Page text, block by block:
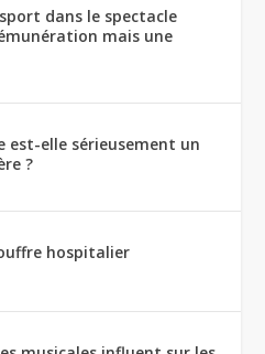
dans le spectacle
mais une
est-elle sérieusement un
?
hospitalier